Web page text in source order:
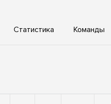
Статистика Команды